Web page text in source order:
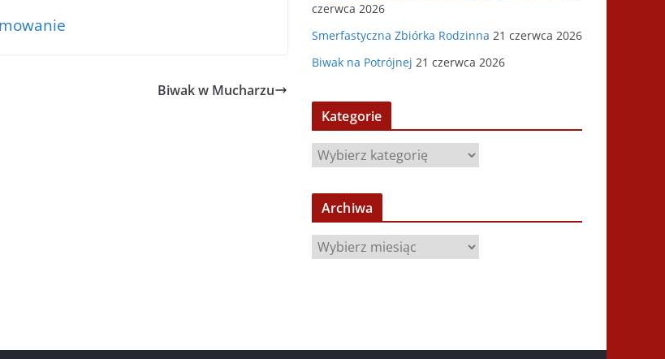
Biwak w Mucharzu
czerwca 2026
Smerfastyczna Zbiórka Rodzinna 21 czerwca 2026
Biwak na Potrójnej 21 czerwca 2026
Kategorie
K
a
t
g
Archiwa
A
r